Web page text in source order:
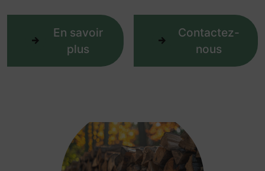
En savoir
plus
Contactez-
nous